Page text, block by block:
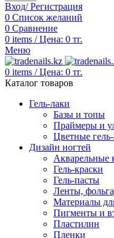
Вход/ Регистрация
0 Список желаний
0 Сравнение
0 items / Цена: 0 тг.
Меню
0 items / Цена: 0 тг.
Каталог товаров
Гель-лаки
Базы и топы
Праймеры и
Цветные
Дизайн ногтей
Акварельные
Гель-краски
Гель-пасты
Ленты,
Материалы
Пигменты и
Пластилин
Пленки